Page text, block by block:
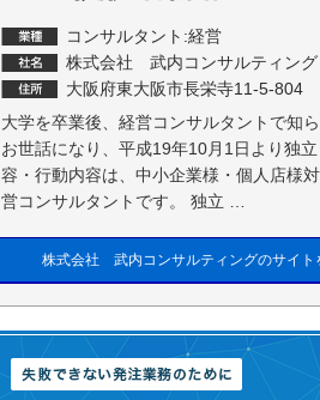
コンサルタント:経営
株式会社 武内コンサルティング
大阪府東大阪市長栄寺11-5-804
大学を卒業後、経営コンサルタントで知
お世話になり、平成19年10月1日より独
容・行動内容は、中小企業様・個人店様
営コンサルタントです。 独立 …
株式会社 武内コンサルティングのサイト